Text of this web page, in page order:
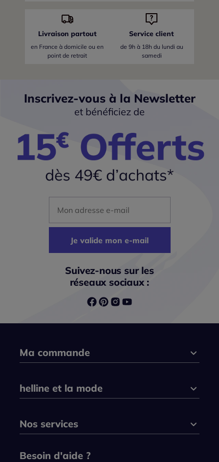
Livraison partout
en France à domicile ou en
point de retrait
Service client
de 9h à 18h du lundi au
samedi
Inscrivez-vous à la Newsletter
et bénéficiez de
Je valide mon e-mail
Suivez-nous sur les
réseaux sociaux :
Ma commande
helline et la mode
Nos services
Besoin d'aide ?